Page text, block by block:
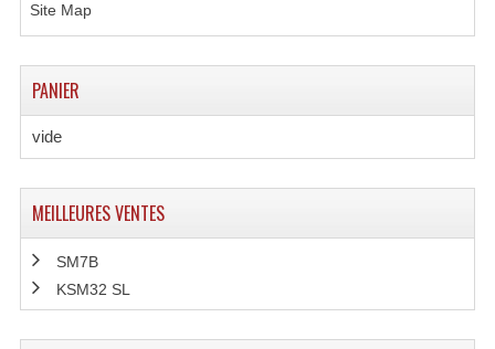
Projecteurs À Leds D'extérieurs
Projecteurs Plafonniers Et Encastrés
Projecteurs Traditionnels
Site Map
PANIER
vide
MEILLEURES VENTES
SM7B
KSM32 SL